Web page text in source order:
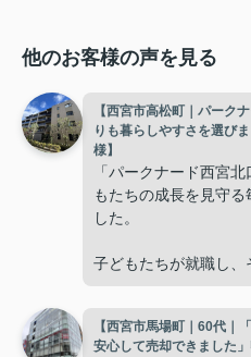
他のお客様の声を見る
【西宮市高松町｜パーク
りも暮らしやすさを選び
様】
「パークナード西宮
もたちの成長を見守
した。
子どもたちが就職し、
使わない部屋が増え、
【西宮市馬場町｜60代｜
安心して売却できました